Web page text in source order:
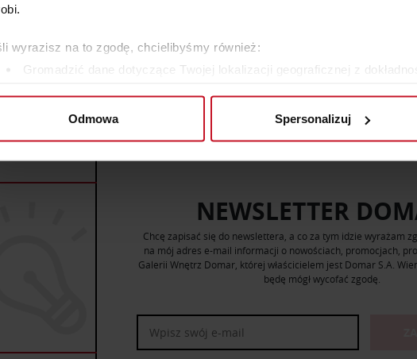
wyrazisz na to zgodę, chcielibyśmy również:
Gromadzić dane dotyczące Twojej lokalizacji geograficznej z
się więcej odnośnie tego, jak Twoje osobiste dane są przetwarzane
pliki cookie do spersonalizowania treści i reklam, aby
w naszej witrynie. Informacje o tym, jak korzystasz z naszej witryny,
i analitycznym. Partnerzy mogą połączyć te informacje z
podczas korzystania z ich usług.
Odmowa Spersonalizuj
ZOBACZ WSZYSTKIE PRODUKTY
NEWSLETTER
Chcę zapisać się do newslettera, a co za tym idzie wyrażam
na mój adres e-mail informacji o nowościach, promocjach,
Galerii Wnętrz Domar, której właścicielem jest Domar S.A.
będę mógł wycofać zgodę.